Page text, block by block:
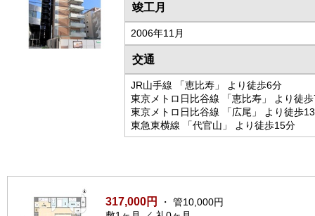
竣工月
2006年11月
交通
JR山手線 「恵比寿」 より徒歩6分
東京メトロ日比谷線 「恵比寿」 より徒
東京メトロ日比谷線 「広尾」 より徒歩
東急東横線 「代官山」 より徒歩15分
317,000円
・ 管10,000円